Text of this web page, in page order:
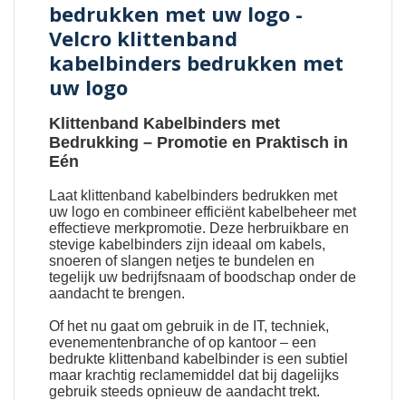
bedrukken met uw logo -
Velcro klittenband
kabelbinders bedrukken met
uw logo
Klittenband Kabelbinders met
Bedrukking – Promotie en Praktisch in
Eén
Laat klittenband kabelbinders bedrukken met
uw logo en combineer efficiënt kabelbeheer met
effectieve merkpromotie. Deze herbruikbare en
stevige kabelbinders zijn ideaal om kabels,
snoeren of slangen netjes te bundelen en
tegelijk uw bedrijfsnaam of boodschap onder de
aandacht te brengen.
Of het nu gaat om gebruik in de IT, techniek,
evenementenbranche of op kantoor – een
bedrukte klittenband kabelbinder is een subtiel
maar krachtig reclamemiddel dat bij dagelijks
gebruik steeds opnieuw de aandacht trekt.